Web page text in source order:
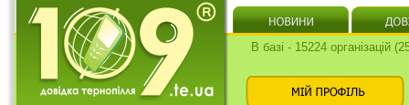
В базі - 15224 організацій